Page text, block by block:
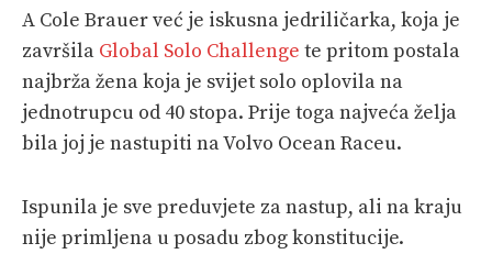
A Cole Brauer već je iskusna jedriličarka, koja je
završila Global Solo Challenge te pritom postala
najbrža žena koja je svijet solo oplovila na
jednotrupcu od 40 stopa. Prije toga najveća želja
bila joj je nastupiti na Volvo Ocean Raceu.
Ispunila je sve preduvjete za nastup, ali na kraju
nije primljena u posadu zbog konstitucije.